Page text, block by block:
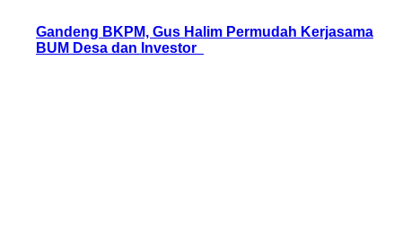
Gandeng BKPM, Gus Halim Permudah Kerjasama
BUM Desa dan Investor